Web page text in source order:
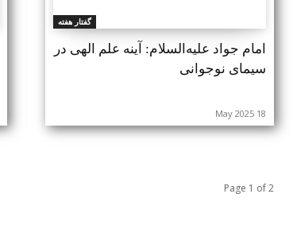
گفتار هفته
امام جواد علیه‌السلام: آینه علم الهی در
سیمای نوجوانی
18 May 2025
Page 1 of 2